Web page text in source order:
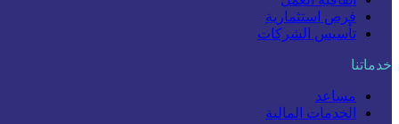
فرص استثمارية
تأسيس الشركات
خدماتنا
مساعد
الخدمات المالية